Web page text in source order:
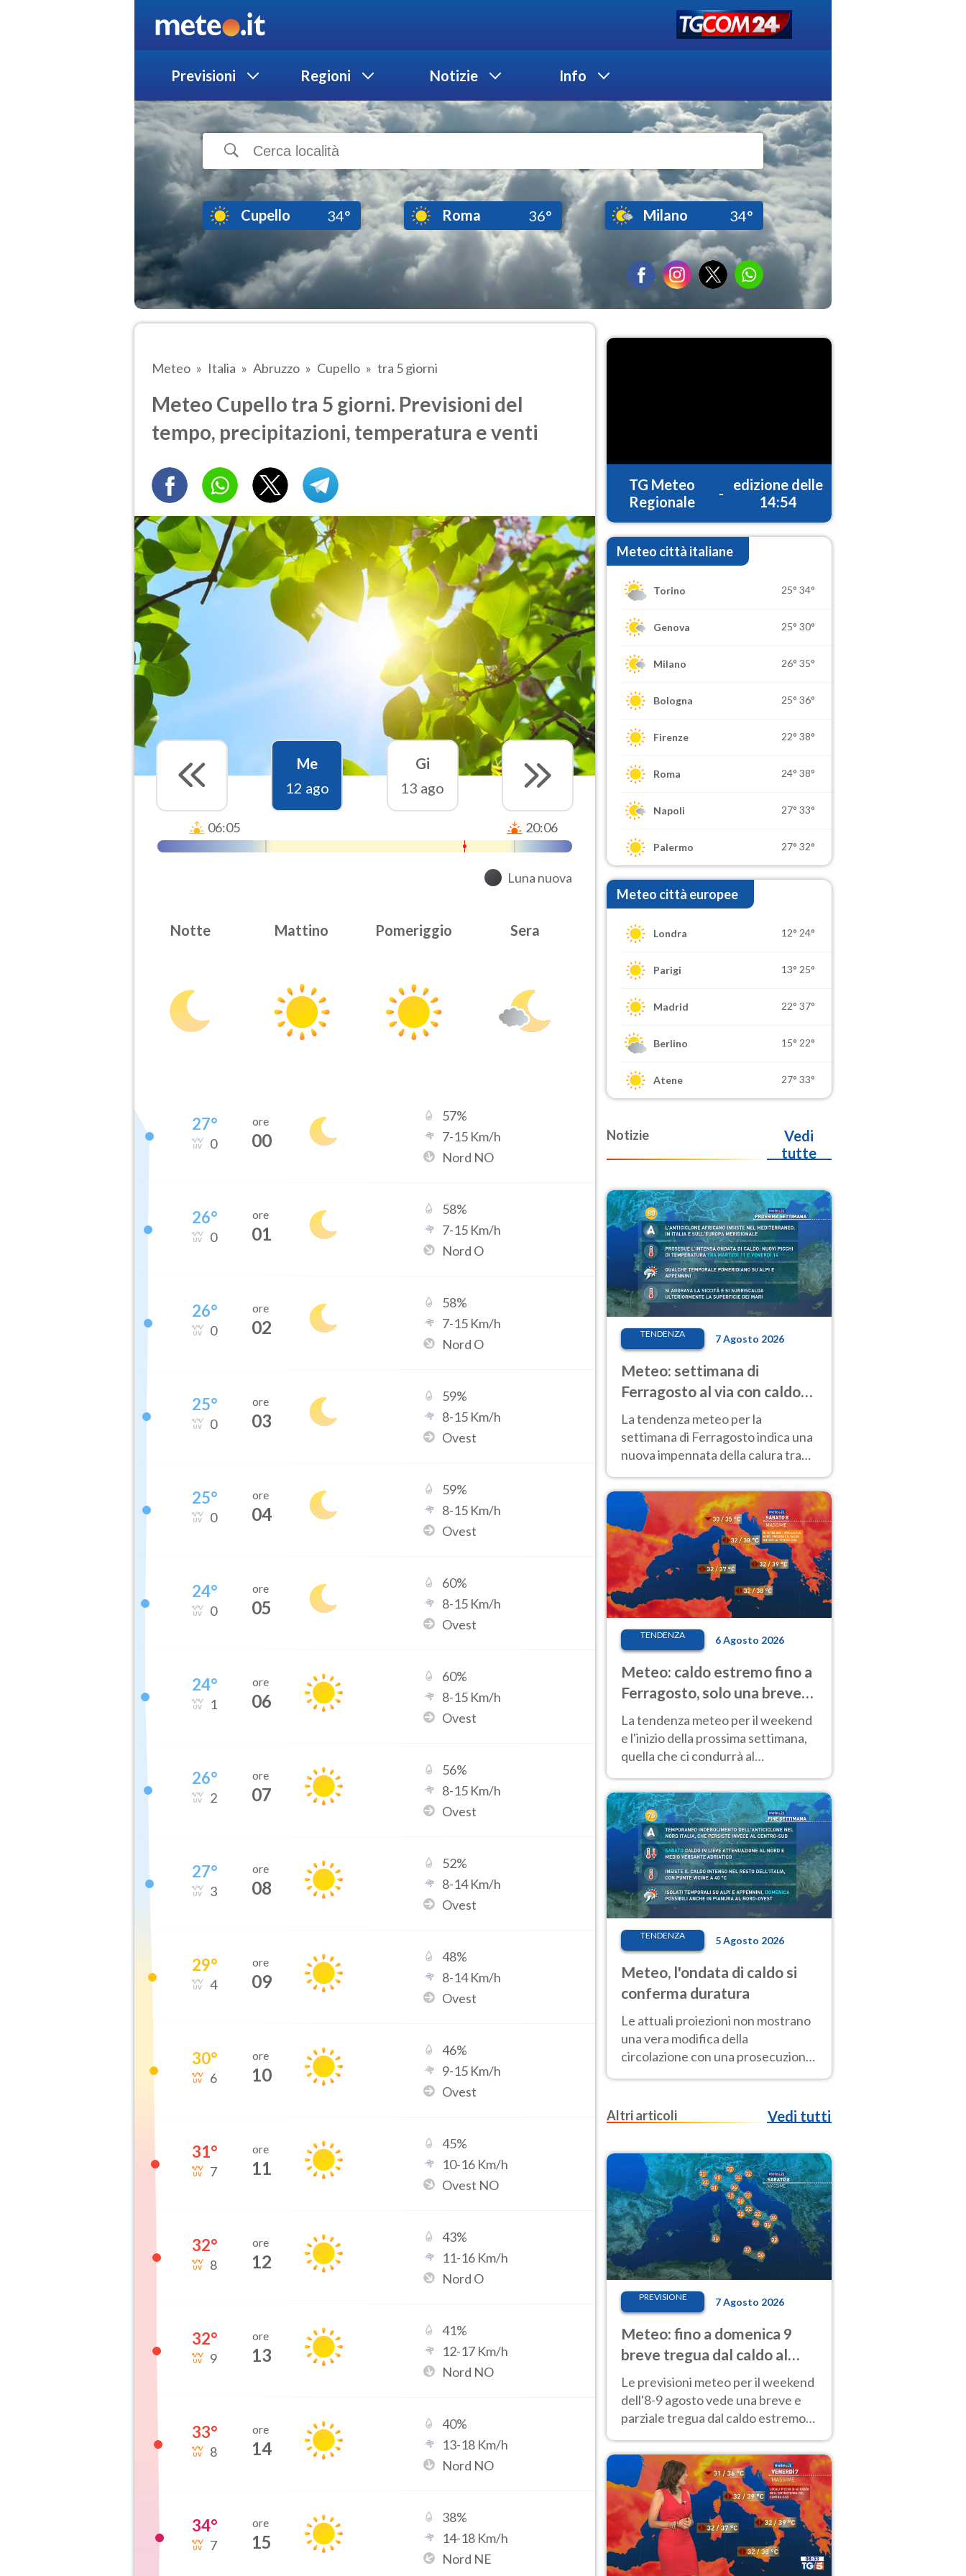
Previsioni Regioni Notizie Info
Cupello 34° Roma 36° Milano 34°
Meteo Italia Abruzzo Cupello tra 5 giorni
Meteo Cupello tra 5 giorni. Previsioni del
tempo, precipitazioni, temperatura e venti
Me
12 ago
Gi
13 ago
06:05 20:06
Luna nuova
Notte Mattino Pomeriggio Sera
27°
0
ore
00
57%
7-15 Km/h
Nord NO
26°
0
ore
01
58%
7-15 Km/h
Nord O
26°
0
ore
02
58%
7-15 Km/h
Nord O
25°
0
ore
03
59%
8-15 Km/h
Ovest
25°
0
ore
04
59%
8-15 Km/h
Ovest
24°
0
ore
05
60%
8-15 Km/h
Ovest
24°
1
ore
06
60%
8-15 Km/h
Ovest
26°
2
ore
07
56%
8-15 Km/h
Ovest
27°
3
ore
08
52%
8-14Km/h
Ovest
29°
4
ore
09
48%
8-14Km/h
Ovest
30°
6
ore
10
46%
9-15 Km/h
Ovest
31°
7
ore
11
45%
10-16 Km/h
Ovest NO
32°
8
ore
12
43%
11-16 Km/h
Nord O
32°
9
ore
13
41%
12-17 Km/h
Nord NO
33°
8
ore
14
40%
13-18 Km/h
Nord NO
34°
7
ore
15
38%
14-18 Km/h
Nord NE
TG Meteo
Regionale
-
edizione delle
14:54
Meteo città italiane
Torino 25° 34°
Genova 25° 30°
Milano 26° 35°
Bologna 25° 36°
Firenze 22° 38°
Roma 24° 38°
Napoli 27° 33°
Palermo 27° 32°
Meteo città europee
Londra 12° 24°
Parigi 13° 25°
Madrid 22° 37°
Berlino 15° 22°
Atene 27° 33°
Notizie
Vedi
tutte
TENDENZA 7 Agosto 2026
Meteo: settimana di
Ferragosto al via con caldo
intenso e qualche temporale
La tendenza meteo per la
settimana di Ferragosto indica una
nuova impennata della calura tra
anche al Nord.
TENDENZA 6 Agosto 2026
Meteo: caldo estremo fino a
Ferragosto, solo una breve
pausa. Ecco dove
La tendenza meteo per il weekend
e l'inizio della prossima settimana,
quella che ci condurrà al
temperature molto elevate
TENDENZA 5 Agosto 2026
Meteo, l'ondata di caldo si
conferma duratura
Le attuali proiezioni non mostrano
una vera modifica della
circolazione con una prosecuzione
del caldo fuori scala per molti
Ferragosto
Altri articoli Vedi tutti
PREVISIONE 7 Agosto 2026
Meteo: fino a domenica 9
breve tregua dal caldo al
Nord! Altrove calura e afa
Le previsioni meteo per il weekend
dell'8-9 agosto vede una breve e
parziale tregua dal caldo estremo
40 gradi.